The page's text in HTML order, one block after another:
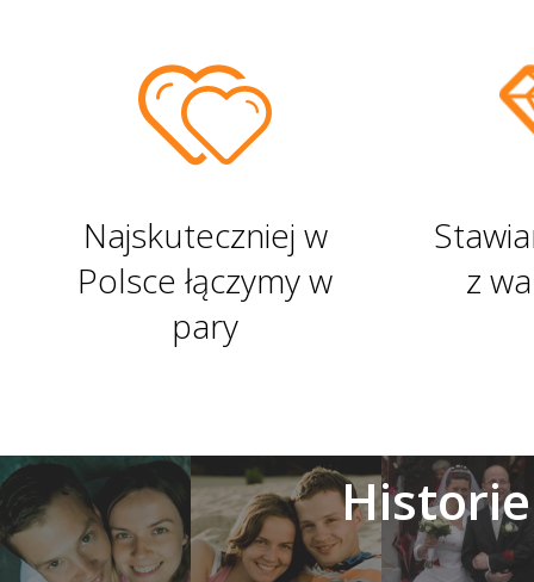
Najskuteczniej w
Polsce łączymy w
pary
z